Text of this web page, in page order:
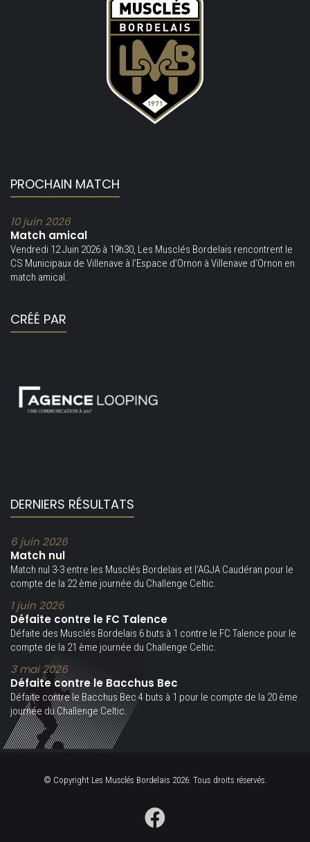
PROCHAIN MATCH
10 juin 2026
Match amical
Vendredi 12 Juin 2026 à 19h30, Les Musclés Bordelais rencontrent le
CS Municipaux de Villenave à l’Espace d’Ornon à Villenave d’Ornon en
match amical.
CRÉÉ PAR
DERNIERS RÉSULTATS
6 juin 2026
Match nul
Match nul 3-3 entre les Musclés Bordelais et l’AGJA Caudéran pour le
compte de la 22 ème journée du Challenge Celtic.
1 juin 2026
Défaite contre le FC Talence
Défaite des Musclés Bordelais 6 buts à 1 contre le FC Talence pour le
compte de la 21 ème journée du Challenge Celtic.
3 mai 2026
Défaite contre le Bacchus Bec
Défaite contre le Bacchus Bec 4 buts à 1 pour le compte de la 20 ème
journée du Challenge Celtic.
© Copyright Les Musclés Bordelais 2026. Tous droits réservés.
Facebook